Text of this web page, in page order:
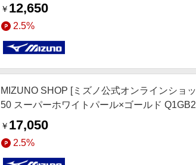
￥ 12,650
2.5%
MIZUNO SHOP [ミズノ公式オンラインショ
50 スーパーホワイトパール×ゴールド
￥ 17,050
2.5%